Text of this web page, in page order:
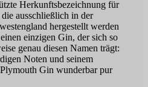
Herkunftsbezeichnung für
ausschließlich in der
hergestellt werden
einzigen Gin, der sich so
genau diesen Namen trägt:
Noten und seinem
Gin wunderbar pur